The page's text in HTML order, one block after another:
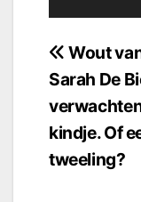
Bericht
Wout
Sarah De
kindje. Of
tweeling?